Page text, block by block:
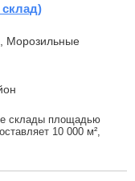
Морозильные
склады площадью
10 000 м²,